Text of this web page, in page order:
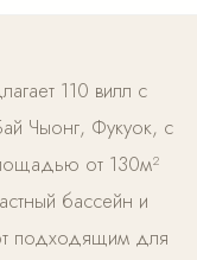
110 вилл с
Чыонг, Фукуок, с
от 130м²
бассейн и
подходящим для